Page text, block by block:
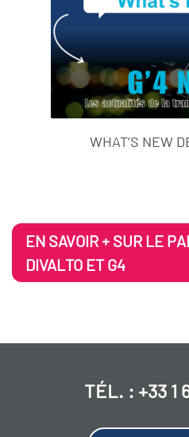
WHAT’S NEW
EN SAVOIR + SUR LE
DIVALTO ET G4
TÉL. : +33 1